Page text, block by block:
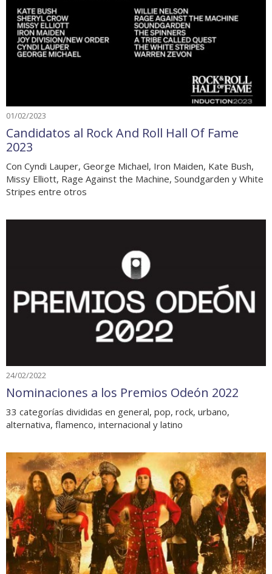
01/02/2023
Candidatos al Rock And Roll Hall Of Fame
2023
Con Cyndi Lauper, George Michael, Iron Maiden, Kate Bush,
Missy Elliott, Rage Against the Machine, Soundgarden y White
Stripes entre otros
24/02/2022
Nominaciones a los Premios Odeón 2022
33 categorías divididas en general, pop, rock, urbano,
alternativa, flamenco, internacional y latino